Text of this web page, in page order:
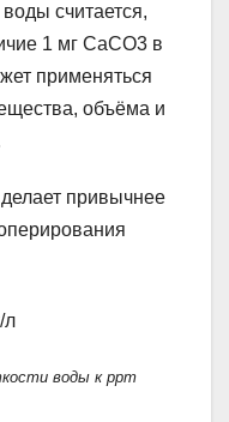
считается,
1 мг CaCO3 в
применяться
объёма и
привычнее
воды к ppm